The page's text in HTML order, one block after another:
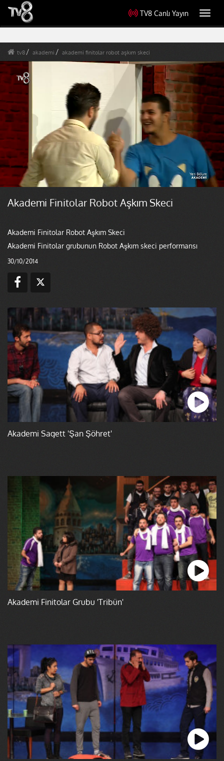
TV8 Canlı Yayın
tv8 akademi akademi finitolar robot aşkım skeci
Akademi Finitolar Robot Aşkım Skeci
Akademi Finitolar Robot Aşkım Skeci
Akademi Finitolar grubunun Robot Aşkım skeci performansı
30/10/2014
Akademi Sagett 'Şan Şöhret'
Akademi Finitolar Grubu 'Tribün'